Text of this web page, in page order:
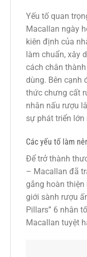
Yếu tố quan
Macallan ngày
kiên định của
làm chuẩn, xây
cách chân
dùng. Bên cạnh
thức chưng cất
nhân nấu rượu
sự phát triển lớn
Các yếu tố làm
Để trở thành
– Macallan đã
gắng hoàn
giới sành rượu
Pillars” 6 nhân
Macallan tuyệt